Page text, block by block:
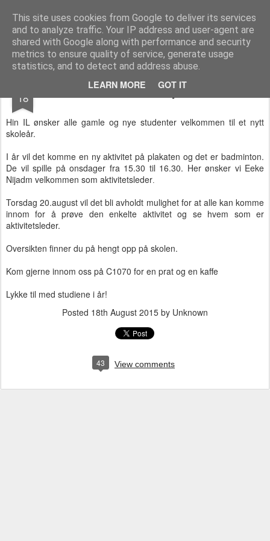
This site uses cookies from Google to deliver its services
and to analyze traffic. Your IP address and user-agent are
shared with Google along with performance and security
metrics to ensure quality of service, generate usage
statistics, and to detect and address abuse.
LEARN MORE GOT IT
Høgskolen i Narviks Idrettslag Velkommen til Høgskolen i Narviks Idrettslag! Her vil det fortløpende bli lagt ut relevant informasjon som omhandler idrettslaget, innslag fra treninger, kunngjøringer etc. Som organisasjoner flest vil både nettsiden og idrettslaget stadig utvikle seg. Målet vårt er at flest mulig medlemmer, og da først og fremst studenter, skal få muligheten til å delta i aktiviteter! Det være seg i allerede eksisterende eller aktivt bidra til å utvide tilbudet ettersom interessen også er veldig dynamisk.
Pages
18 Velkommen til et nytt skoleår
Hin IL ønsker alle gamle og nye studenter velkommen til et nytt
skoleår.
I år vil det komme en ny aktivitet på plakaten og det er badminton.
De vil spille på onsdager fra 15.30 til 16.30. Her ønsker vi Eeke
Nijadm velkommen som aktivitetsleder.
Torsdag 20.august vil det bli avholdt mulighet for at alle kan komme
innom for å prøve den enkelte aktivitet og se hvem som er
aktivitetsleder.
Oversikten finner du på hengt opp på skolen.
Kom gjerne innom oss på C1070 for en prat og en kaffe
Lykke til med studiene i år!
Posted 18th August 2015 by Unknown
43 View comments